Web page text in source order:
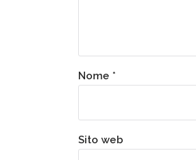
Nome *
Sito web